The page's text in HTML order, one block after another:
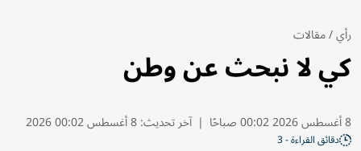
رأي/مقالات
كي لا نبحث عن وطن
8 أغسطس 2026 00:02 صباحًا | آخر تحديث:8 أغسطس 00:02 2026
دقائق القراءة - 3